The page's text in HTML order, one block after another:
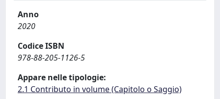
Anno
2020
Codice ISBN
978-88-205-1126-5
Appare nelle tipologie:
2.1 Contributo in volume (Capitolo o Saggio)